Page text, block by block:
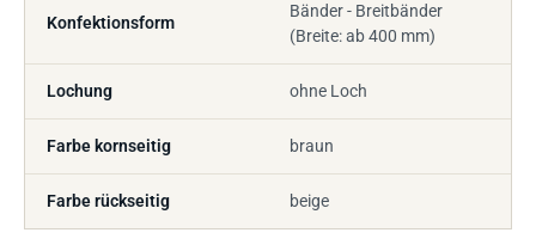
Konfektionsform
Bänder - Breitbänder
(Breite: ab 400 mm)
Lochung ohne Loch
Farbe kornseitig braun
Farbe rückseitig beige